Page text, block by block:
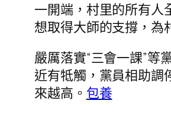
一開端，村里的所有人
想取得大師的支撐，為
嚴厲落實“三會一課”等
近有牴觸，黨員相助調
來越高。 包養